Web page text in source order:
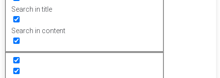
Search in title
Search in content